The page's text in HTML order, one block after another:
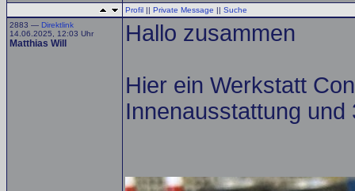
Profil || Private Message || Suche
2883 — Direktlink
14.06.2025, 12:03 Uhr
Matthias Will Hallo zusammen
Hier ein Werkstatt
Innenausstattung